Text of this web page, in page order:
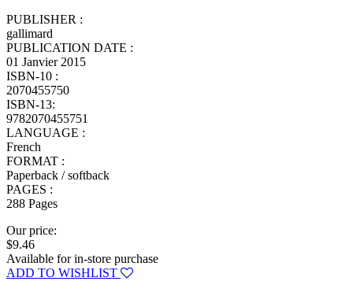
PUBLISHER :
gallimard
PUBLICATION DATE :
01 Janvier 2015
ISBN-10 :
2070455750
ISBN-13:
9782070455751
LANGUAGE :
French
FORMAT :
Paperback / softback
PAGES :
288 Pages
Our price:
$9.46
Available for in-store purchase
ADD TO WISHLIST